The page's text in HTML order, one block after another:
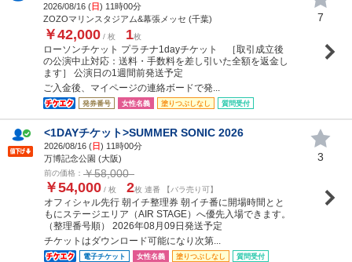
2026/08/16 (日) 11時00分
ZOZOマリンスタジアム&幕張メッセ (千葉)
￥42,000 / 枚 1枚
ローソンチケット プラチナ1dayチケット ［取引成立後
の公演中止対応：送料・手数料を差し引いた全額を返金し
ます］ 公演日の1週間前発送予定
ご入金後、マイページの連絡ボードで発...
発券番号 女性名義 塗りつぶしなし 質問受付
7
<1DAYチケット>SUMMER SONIC 2026
2026/08/16 (日) 11時00分
万博記念公園 (大阪)
前の価格： ￥58,000
￥54,000 / 枚 2枚 連番 【バラ売り可】
オフィシャル先行 朝イチ整理券 朝イチ番に開場時間とと
もにステージエリア（AIR STAGE）へ優先入場できます。
（整理番号順） 2026年08月09日発送予定
チケットはダウンロード可能になり次第...
電子チケット 女性名義 塗りつぶしなし 質問受付
3